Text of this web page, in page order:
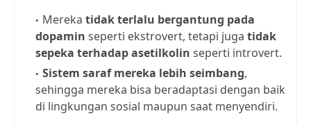
Mereka tidak terlalu bergantung pada
dopamin seperti ekstrovert, tetapi juga tidak
sepeka terhadap asetilkolin seperti introvert.
Sistem saraf mereka lebih seimbang,
sehingga mereka bisa beradaptasi dengan baik
di lingkungan sosial maupun saat menyendiri.